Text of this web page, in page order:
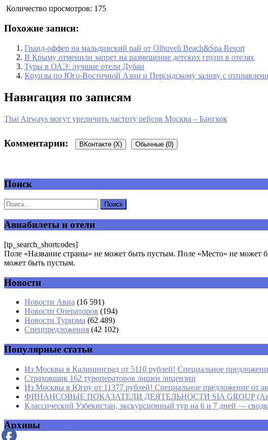
Количество просмотров: 175
Похожие записи:
Гранд-оффер на мальдивский рай от Olhuveli Beach&Spa Resort
В Крыму отменили запрет на размещение детских групп в отелях
Туры в ОАЭ: лучшие отели Дубаи
Круизы по Юго-Восточной Азии и Персидскому заливу с
Навигация по записям
Thai Airways могут увеличить частоту рейсов Москва – Бангкок
Комментарии: ВКонтакте (X) Обычные (0)
Добавить комментарий
Ваш адрес email не будет опубликован.
Комментарий
Имя *
Email*
Поиск
Авиабилеты и отели
[tp_search_shortcodes]
Поле «Название страны» не может быть пустым. Поле «Место» не
может быть пустым.
Новости
Новости Авиа (16 591)
Новости Операторов (194)
Новости Туризма (62 489)
Спецпредложения (42 102)
Популярные статьи
Из Москвы в Калининград от 5110 рублей! Специальное
Страховщик 162 туроператоров лишен лицензии
Из Москвы в Югру от 11377 рублей! Специальное предложение от
ФИНАНСОВЫЕ ПОКАЗАТЕЛИ ДЕЯТЕЛЬНОСТИ SIA GROUP
Классический Узбекистан, экскурсионный тур на 6 и 7 дней —
Архивы